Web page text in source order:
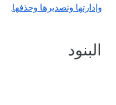
وإدارتها وتصديرها وحذفها.
البنود